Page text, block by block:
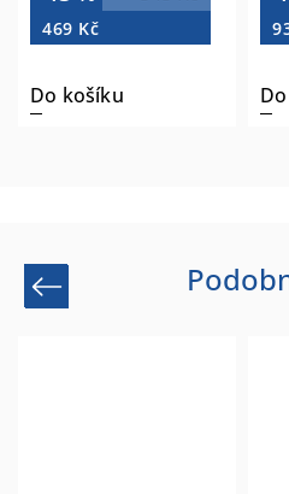
469 Kč
Do košíku
Previous